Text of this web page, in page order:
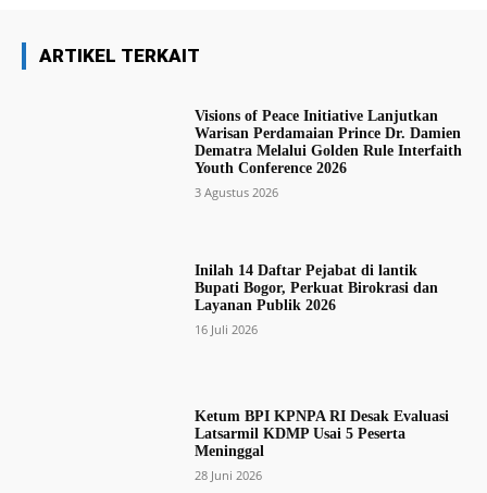
ARTIKEL TERKAIT
Visions of Peace Initiative Lanjutkan
Warisan Perdamaian Prince Dr. Damien
Dematra Melalui Golden Rule Interfaith
Youth Conference 2026
3 Agustus 2026
Inilah 14 Daftar Pejabat di lantik
Bupati Bogor, Perkuat Birokrasi dan
Layanan Publik 2026
16 Juli 2026
Ketum BPI KPNPA RI Desak Evaluasi
Latsarmil KDMP Usai 5 Peserta
Meninggal
28 Juni 2026